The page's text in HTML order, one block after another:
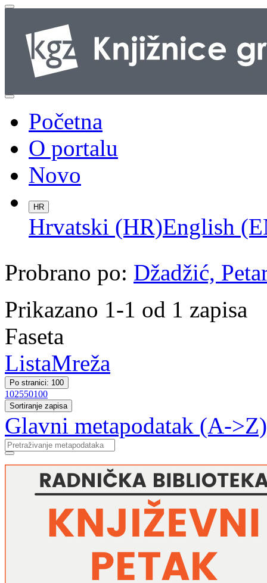
Početna
O portalu
Novo
HR
Hrvatski (HR)English
Probrano po: Džadžić,
Prikazano 1-1 od 1 zapisa
Faseta
ListaMreža
Po stranici: 100
102550100
Sortiranje zapisa
Glavni metapodatak (A->Z)